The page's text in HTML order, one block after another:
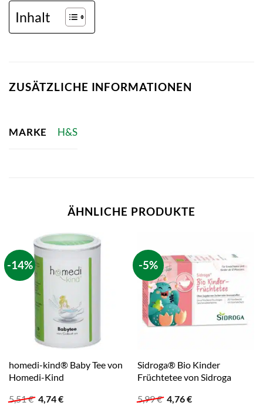
Inhalt
ZUSÄTZLICHE INFORMATIONEN
MARKE H&S
ÄHNLICHE PRODUKTE
-14%
homedi-kind® Baby Tee von
Homedi-Kind
5,51€ Ursprünglicher
Preis
4,74€Aktueller
-5%
Sidroga® Bio Kinder
Früchtetee von Sidroga
5,99€ Ursprünglicher
Preis
4,76€Aktueller